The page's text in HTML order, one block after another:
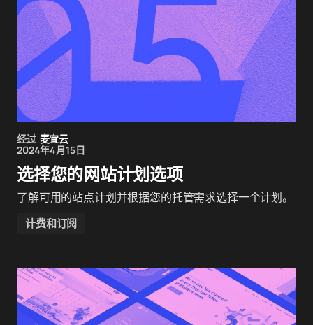
经过 麦宜云
2024年4月15日
选择您的网站计划选项
了解可用的站点计划并根据您的托管需求选择一个计划。
计费和订阅